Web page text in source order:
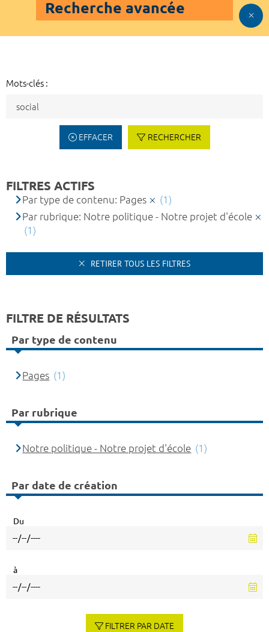
Recherche avancée
Mots-clés :
EFFACER RECHERCHER
FILTRES ACTIFS
Par type de contenu: Pages
(1)
Par rubrique: Notre politique - Notre projet d'école
(1)
RETIRER TOUS LES FILTRES
FILTRE DE RÉSULTATS
Par type de contenu
Pages (1)
Par rubrique
Notre politique - Notre projet d'école (1)
Par date de création
Du
à
FILTRER PAR DATE